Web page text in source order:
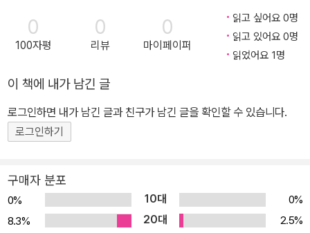
0
100자평
0
리뷰
0
마이페이퍼
읽고 싶어요 0명
읽고 있어요 0명
읽었어요 1명
이 책에 내가 남긴 글
로그인하면 내가 남긴 글과 친구가 남긴 글을 확인할 수 있습니다.
로그인하기
구매자 분포
0% 10대
0%
8.3%
20대
2.5%